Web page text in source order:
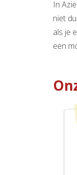
In
niet
als je
een